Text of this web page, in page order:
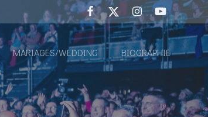
MARIAGES/WEDDING BIOGRAPHIE